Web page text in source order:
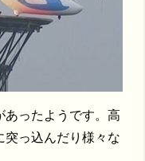
あったようです。高
突っ込んだり様々な